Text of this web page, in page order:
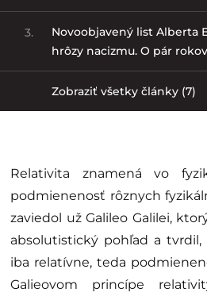
3.
Novoobjavený list Alberta
hrôzy nacizmu. O pár
Zobraziť všetky články (7)
Relativita znamená vo
podmienenosť rôznych
zaviedol už Galileo Galilei,
absolutistický pohľad a tvrdil,
iba relatívne, teda
Galieovom princípe